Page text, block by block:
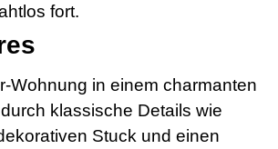
fort.
Wohnung in einem charmanten
klassische Details wie
Stuck und einen